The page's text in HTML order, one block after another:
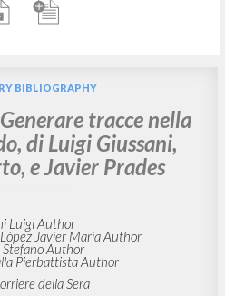
BIBLIOGRAPHY
tracce nella
di Luigi Giussani,
e Javier Prades
Luigi Author
Javier Maria Author
Author
Pierbattista Author
della Sera